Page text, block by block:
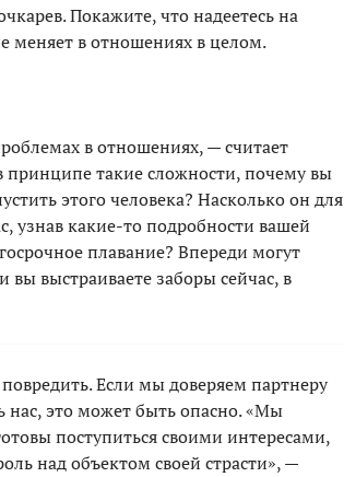
Покажите, что надеетесь на
меняет в отношениях в целом.
в отношениях, — считает
принципе такие сложности, почему вы
этого человека? Насколько он для
узнав какие-то подробности вашей
плавание? Впереди могут
выстраиваете заборы сейчас, в
Если мы доверяем партнеру
нас, это может быть опасно. «Мы
поступиться своими интересами,
над объектом своей страсти», —